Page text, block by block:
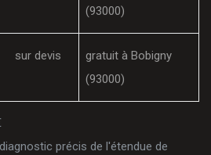
(93000)
sur devis
gratuit à Bobigny
(93000)
précis de l'étendue de